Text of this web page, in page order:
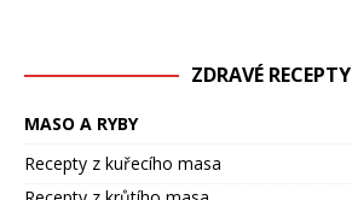
ZDRAVÉ RECEPTY
MASO A RYBY
Recepty z kuřecího masa